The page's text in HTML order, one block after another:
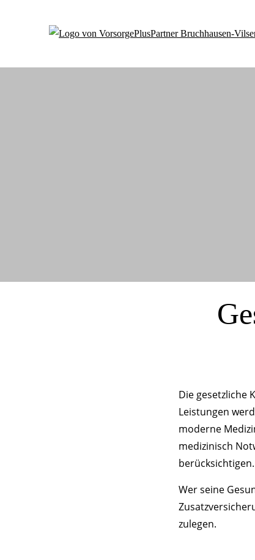
Die gesetzliche
Leistungen
moderne
medizinisch
berücksichtigen.
Wer seine
zulegen.